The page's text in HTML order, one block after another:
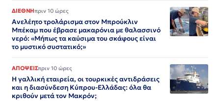
ΔΙΕΘΝΗπριν 10 ώρες
Ανελέητο τρολάρισμα στον Μπρούκλιν
Μπέκαμ που έβρασε μακαρόνια με θαλασσινό
νερό: «Μήπως τα καύσιμα του σκάφους είναι
το μυστικό συστατικό;»
ΑΠΟΨΕΙΣπριν 10 ώρες
Η γαλλική εταιρεία, οι τουρκικές αντιδράσεις
και η διασύνδεση Κύπρου-Ελλάδας: όλα θα
κριθούν μετά τον Μακρόν;